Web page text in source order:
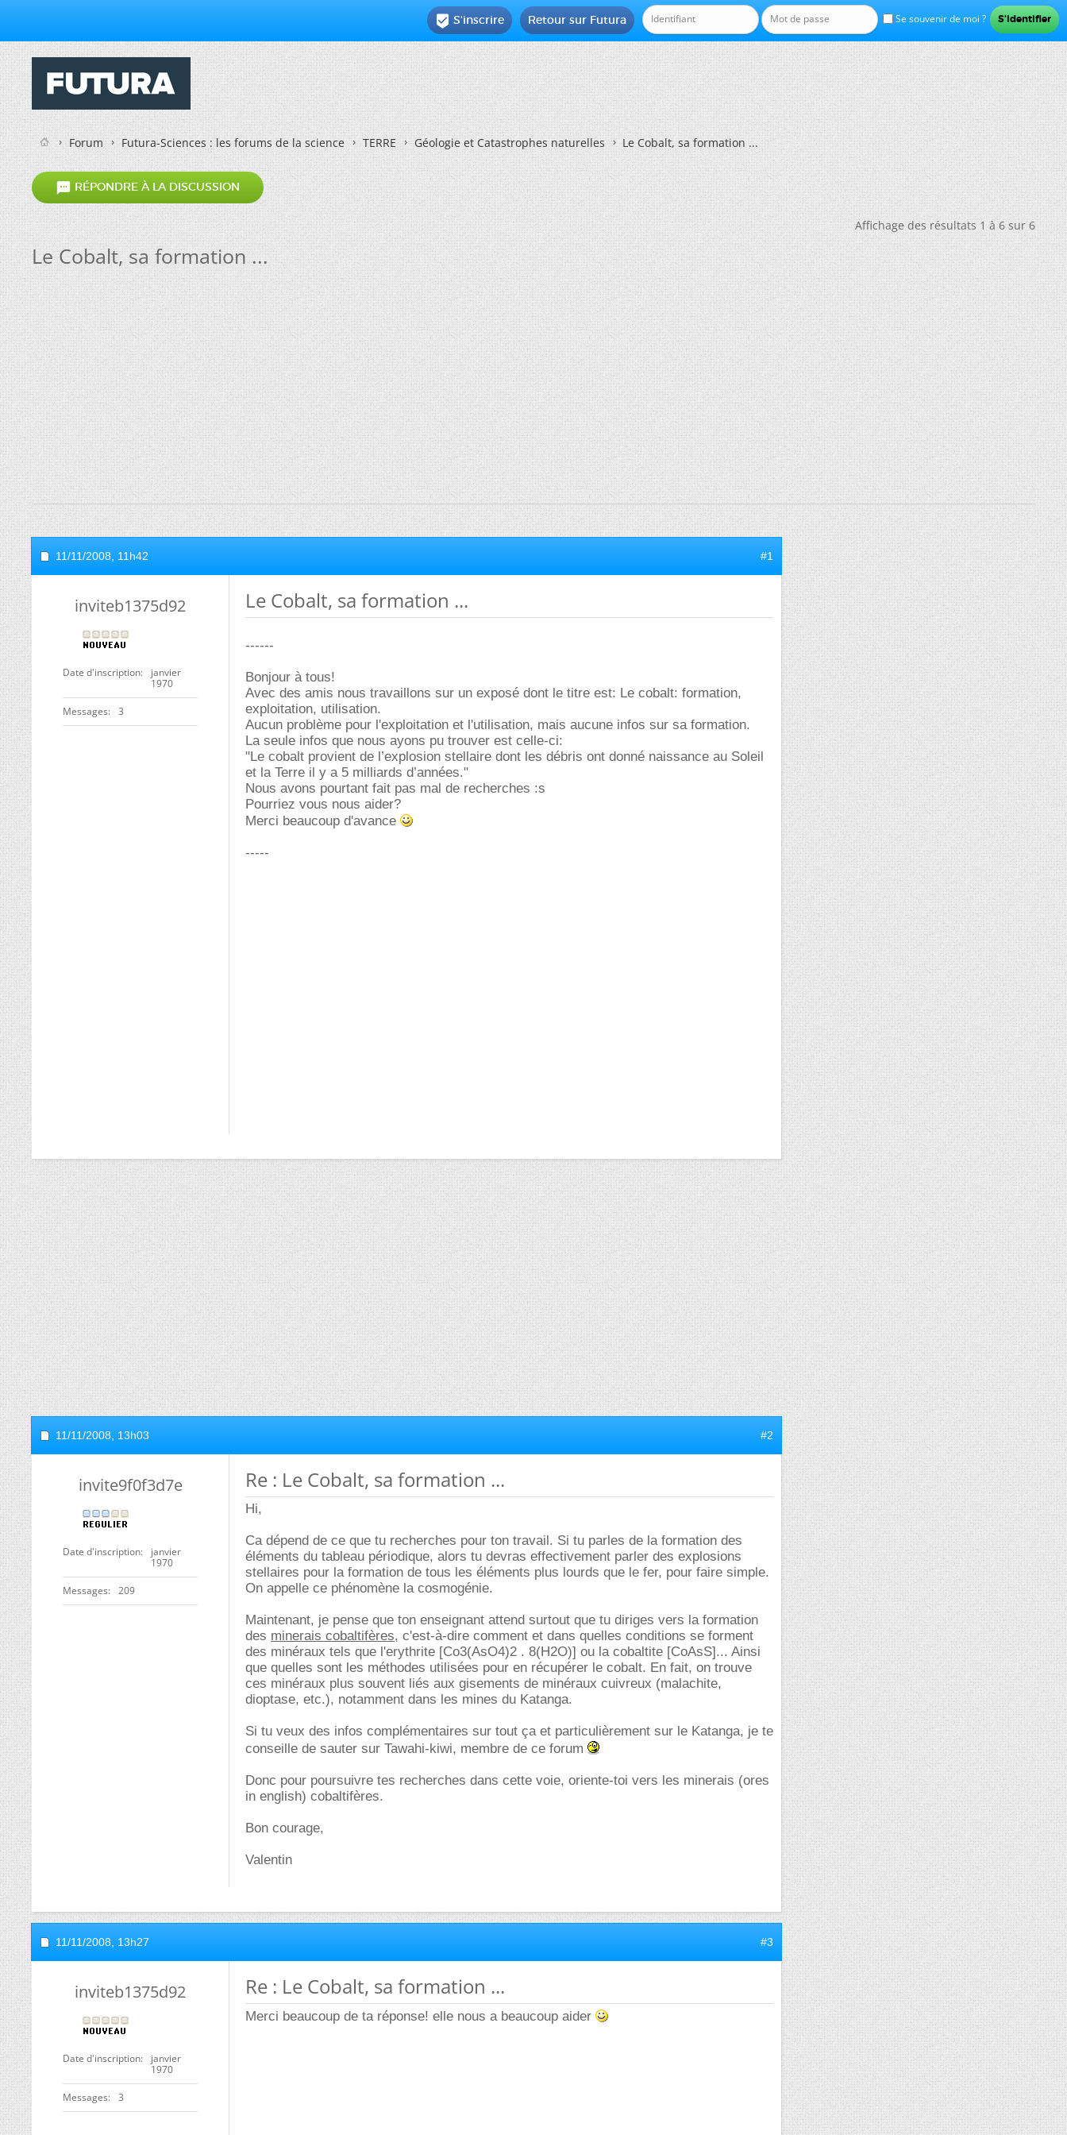
Se souvenir de moi ?
Retour sur Futura
 S'inscrire
Forum Futura-Sciences : les forums de la science TERRE Géologie et Catastrophes naturelles Le Cobalt, sa formation ...
 RÉPONDRE À LA DISCUSSION
Affichage des résultats 1 à 6 sur 6
Le Cobalt, sa formation ...
11/11/2008, 11h42 #1
inviteb1375d92
Date d'inscription
janvier
1970
Messages 3
Le Cobalt, sa formation ...
------
Bonjour à tous!
Avec des amis nous travaillons sur un exposé dont le titre est: Le cobalt: formation,
exploitation, utilisation.
Aucun problème pour l'exploitation et l'utilisation, mais aucune infos sur sa formation.
La seule infos que nous ayons pu trouver est celle-ci:
"Le cobalt provient de l’explosion stellaire dont les débris ont donné naissance au Soleil
et la Terre il y a 5 milliards d’années."
Nous avons pourtant fait pas mal de recherches :s
Pourriez vous nous aider?
Merci beaucoup d'avance
-----
11/11/2008, 13h03 #2
invite9f0f3d7e
Date d'inscription
janvier
1970
Messages 209
Re : Le Cobalt, sa formation ...
Hi,
Ca dépend de ce que tu recherches pour ton travail. Si tu parles de la formation des
éléments du tableau périodique, alors tu devras effectivement parler des explosions
stellaires pour la formation de tous les éléments plus lourds que le fer, pour faire simple.
On appelle ce phénomène la cosmogénie.
Maintenant, je pense que ton enseignant attend surtout que tu diriges vers la formation
des minerais cobaltifères, c'est-à-dire comment et dans quelles conditions se forment
des minéraux tels que l'erythrite [Co3(AsO4)2 . 8(H2O)] ou la cobaltite [CoAsS]... Ainsi
que quelles sont les méthodes utilisées pour en récupérer le cobalt. En fait, on trouve
ces minéraux plus souvent liés aux gisements de minéraux cuivreux (malachite,
dioptase, etc.), notamment dans les mines du Katanga.
Si tu veux des infos complémentaires sur tout ça et particulièrement sur le Katanga, je te
conseille de sauter sur Tawahi-kiwi, membre de ce forum
Donc pour poursuivre tes recherches dans cette voie, oriente-toi vers les minerais (ores
in english) cobaltifères.
Bon courage,
Valentin
11/11/2008, 13h27 #3
inviteb1375d92
Date d'inscription
janvier
1970
Messages 3
Re : Le Cobalt, sa formation ...
Merci beaucoup de ta réponse! elle nous a beaucoup aider